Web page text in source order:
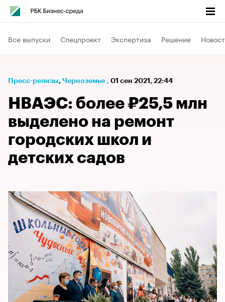
Все выпуски Спецпроект Экспертиза Решение
Пресс-релизы⁠, Черноземье , 01 сен 2021, 22:44
НВАЭС: более ₽25,5 млн
выделено на ремонт
городских школ и
детских садов